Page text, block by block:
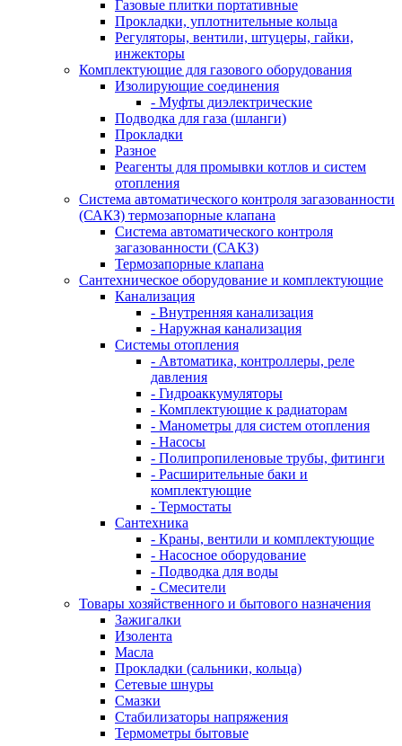
Газовые плитки портативные
Прокладки, уплотнительные кольца
Регуляторы, вентили, штуцеры, гайки,
инжекторы
Комплектующие для газового оборудования
Изолирующие соединения
- Муфты диэлектрические
Подводка для газа (шланги)
Прокладки
Разное
Реагенты для промывки котлов и систем
отопления
Система автоматического контроля загазованности
(САКЗ) термозапорные клапана
Система автоматического контроля
загазованности (САКЗ)
Термозапорные клапана
Сантехническое оборудование и комплектующие
Канализация
- Внутренняя канализация
- Наружная канализация
Системы отопления
- Автоматика, контроллеры, реле
давления
- Гидроаккумуляторы
- Комплектующие к радиаторам
- Манометры для систем отопления
- Насосы
- Полипропиленовые трубы, фитинги
- Расширительные баки и
комплектующие
- Термостаты
Сантехника
- Краны, вентили и комплектующие
- Насосное оборудование
- Подводка для воды
- Смесители
Товары хозяйственного и бытового назначения
Зажигалки
Изолента
Масла
Прокладки (сальники, кольца)
Сетевые шнуры
Смазки
Стабилизаторы напряжения
Термометры бытовые